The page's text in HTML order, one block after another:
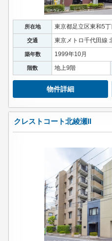
所在地 東京都足立区東和5丁
交通 東京メトロ千代田線
築年数 1999年10月
階数 地上9階
物件詳細
クレストコート北綾瀬II